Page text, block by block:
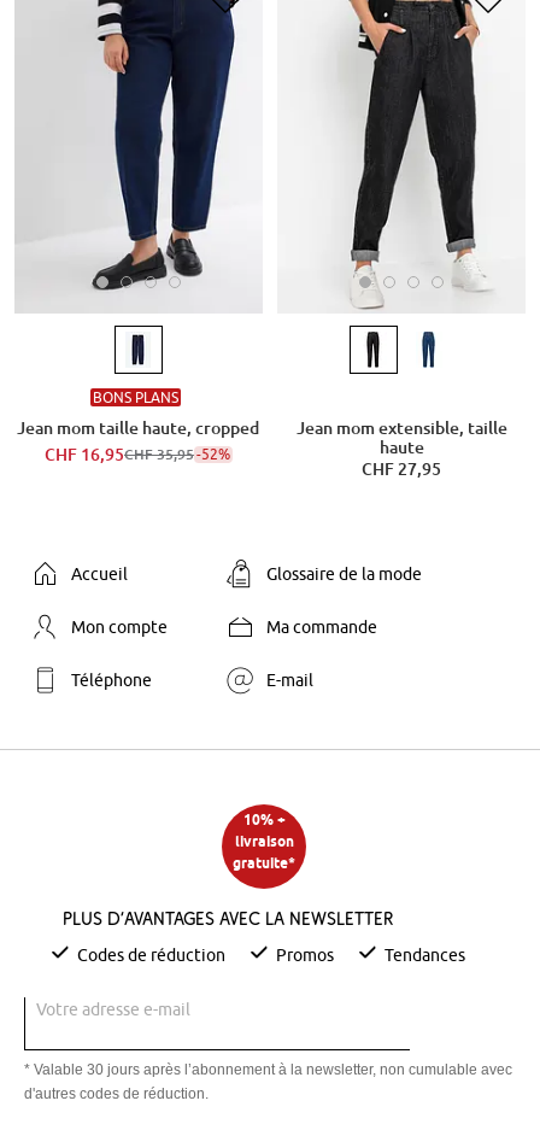
BONS PLANS
Jean mom taille haute, cropped
CHF 16,95CHF 35,95-52%
Jean mom extensible, taille
haute
CHF 27,95
Accueil Glossaire de la mode
Mon compte Ma commande
Téléphone E-mail
10% +
livraison
gratuite*
Plus d’avantages avec la newsletter
Codes de réduction Promos Tendances
Votre adresse e-mail
* Valable 30 jours après l’abonnement à la newsletter, non cumulable avec
d'autres codes de réduction.